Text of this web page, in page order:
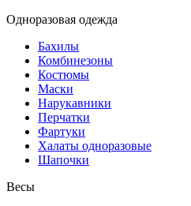
Одноразовая одежда
Бахилы
Комбинезоны
Костюмы
Маски
Нарукавники
Перчатки
Фартуки
Халаты одноразовые
Шапочки
Весы